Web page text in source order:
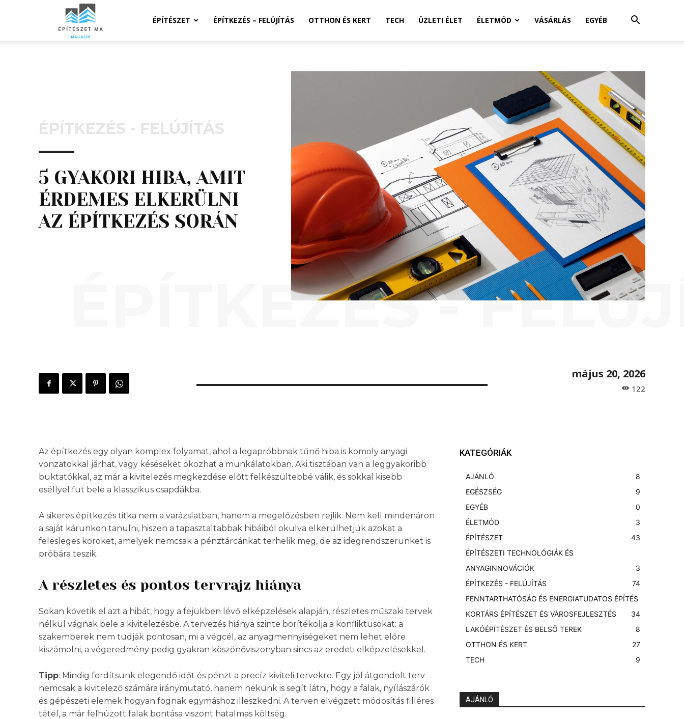
ÉpíteszetiÉPÍTÉSZET ÉPÍTKEZÉS – FELÚJÍTÁS OTTHON ÉS KERT TECH ÜZLETI ÉLET ÉLETMÓD VÁSÁRLÁS EGYÉB
ÉPÍTKEZÉS - FELÚJÍTÁS
5 GYAKORI HIBA, AMIT
ÉRDEMES ELKERÜLNI
AZ ÉPÍTKEZÉS SORÁN
ÉPÍTKEZÉS -
május 20, 2026
122
Az építkezés egy olyan komplex folyamat, ahol a legapróbbnak tűnő hiba is komoly anyagi
vonzatokkal járhat, vagy késéseket okozhat a munkálatokban. Aki tisztában van a leggyakoribb
buktatókkal, az már a kivitelezés megkezdése előtt felkészültebbé válik, és sokkal kisebb
eséllyel fut bele a klasszikus csapdákba.
A sikeres építkezés titka nem a varázslatban, hanem a megelőzésben rejlik. Nem kell mindenáron
a saját kárunkon tanulni, hiszen a tapasztaltabbak hibáiból okulva elkerülhetjük azokat a
felesleges köröket, amelyek nemcsak a pénztárcánkat terhelik meg, de az idegrendszerünket is
próbára teszik.
A részletes és pontos tervrajz hiánya
Sokan követik el azt a hibát, hogy a fejükben lévő elképzelések alapján, részletes műszaki tervek
nélkül vágnak bele a kivitelezésbe. A tervezés hiánya szinte borítékolja a konfliktusokat: a
szakemberek nem tudják pontosan, mi a végcél, az anyagmennyiségeket nem lehet előre
kiszámolni, a végeredmény pedig gyakran köszönőviszonyban sincs az eredeti elképzelésekkel.
Tipp: Mindig fordítsunk elegendő időt és pénzt a precíz kiviteli tervekre. Egy jól átgondolt terv
nemcsak a kivitelező számára iránymutató, hanem nekünk is segít látni, hogy a falak, nyílászárók
és gépészeti elemek hogyan fognak egymáshoz illeszkedni. A terven elvégzett módosítás filléres
tétel, a már felhúzott falak bontása viszont hatalmas költség.
KATEGÓRIÁK
AJÁNLÓ
8
EGÉSZSÉG
9
EGYÉB
0
ÉLETMÓD
3
ÉPÍTÉSZET
43
ÉPÍTÉSZETI TECHNOLÓGIÁK ÉS
ANYAGINNOVÁCIÓK
3
ÉPÍTKEZÉS - FELÚJÍTÁS
74
FENNTARTHATÓSÁG ÉS ENERGIATUDATOS ÉPÍTÉS
4
KORTÁRS ÉPÍTÉSZET ÉS VÁROSFEJLESZTÉS
3
LAKÓÉPÍTÉSZET ÉS BELSŐ TEREK
8
OTTHON ÉS KERT
27
TECH
9
AJÁNLÓ